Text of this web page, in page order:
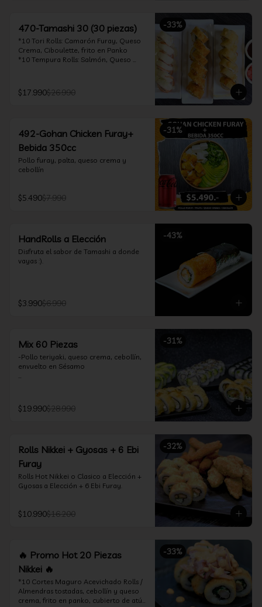
-33%
470-Tamashi 30 (30 piezas)
*10 Tori Rolls: Camarón Furay, Queso
Crema, Ciboulette, frito en Panko
*10 Tempura Rolls: Salmón, Queso
furay, queso crema y cebollín, envuelto
en salmón y bañado en salsa
$17.990$26.990
-31%
492-Gohan Chicken Furay+
Bebida 350cc
Pollo furay, palta, queso crema y
cebollín
$5.490$7.990
-43%
HandRolls a Elección
Disfruta el sabor de Tamashi a donde
vayas :).
$3.990$6.990
-31%
Mix 60 Piezas
-Pollo teriyaki, queso crema, cebollín,
envuelto en Sésamo
-Camarón furay, queso crema,
frito en tempura.
-Kanikama, queso crema, envuelto en
nori (hosomaki)
$19.990$28.990
-32%
Rolls Nikkei + Gyosas + 6 Ebi
Furay
Rolls Hot Nikkei o Clasico a Elección +
Gyosas a Elección + 6 Ebi Furay.
$10.990$16.200
-33%
🔥 Promo Hot 20 Piezas
Nikkei 🔥
*10 Cortes Maguro Acevichado Rolls /
Almendras tostadas, cebollín y queso
crema, frito en panko, cubierto de atún